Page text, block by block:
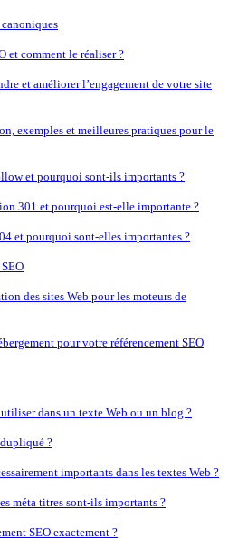
et comment le réaliser ?
et améliorer l’engagement de votre site
exemples et meilleures pratiques pour le
et pourquoi sont-ils importants ?
301 et pourquoi est-elle importante ?
et pourquoi sont-elles importantes ?
des sites Web pour les moteurs de
pour votre référencement SEO
dans un texte Web ou un blog ?
?
importants dans les textes Web ?
méta titres sont-ils importants ?
SEO exactement ?